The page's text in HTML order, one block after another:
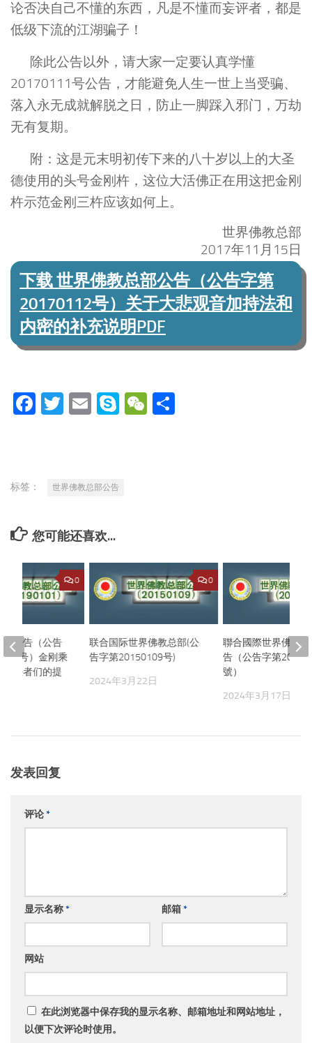
论否决自己不懂的东西，凡是不懂而妄评者，都是
低级下流的江湖骗子！
除此公告以外，请大家一定要认真学懂
20170111号公告，才能避免人生一世上当受骗、
落入永无成就解脱之日，防止一脚踩入邪门，万劫
无有复期。
附：这是元末明初传下来的八十岁以上的大圣
德使用的头号金刚杵，这位大活佛正在用这把金刚
杵示范金刚三杵应该如何上。
世界佛教总部
2017年11月15日
下载 世界佛教总部公告（公告字第
20170112号）关于大悲观音加持法和
内密的补充说明PDF
Facebook
Twitter
EmailSkypeWeChat
标签： 世界佛教总部公告
您可能还喜欢...
0
联合国际世界佛教总部(公
告字第20150109号)
2024年3月22日
聯合國際世界佛教
告（公告字第
號）
2024年3月17日
0
部公告（公告
号）金刚乘
择决者们的提
发表回复
评论*
显示名称* 邮箱*
网站
在此浏览器中保存我的显示名称、邮箱地址和网站地址，
以便下次评论时使用。